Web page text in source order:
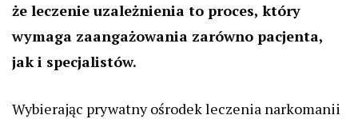
że leczenie uzależnienia to proces, który
wymaga zaangażowania zarówno pacjenta,
jak i specjalistów.
Wybierając prywatny ośrodek leczenia narkomanii